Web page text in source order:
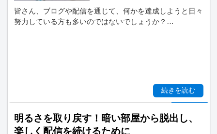
皆さん、ブログや配信を通じて、何かを達成しようと日々
努力している方も多いのではないでしょうか？…
続きを読む
明るさを取り戻す！暗い部屋から脱出し、
楽しく配信を続けるために